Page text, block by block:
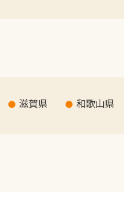
滋賀県 和歌山県